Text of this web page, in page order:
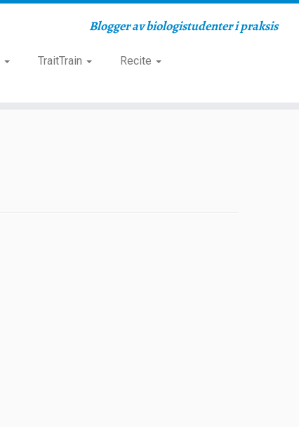
Blogger av biologistudenter i praksis
TraitTrain
Recite